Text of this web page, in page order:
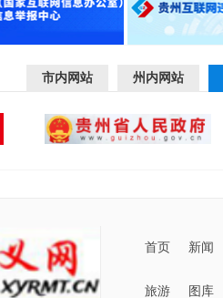
市内网站 州内网站
首页 新闻
旅游 图库